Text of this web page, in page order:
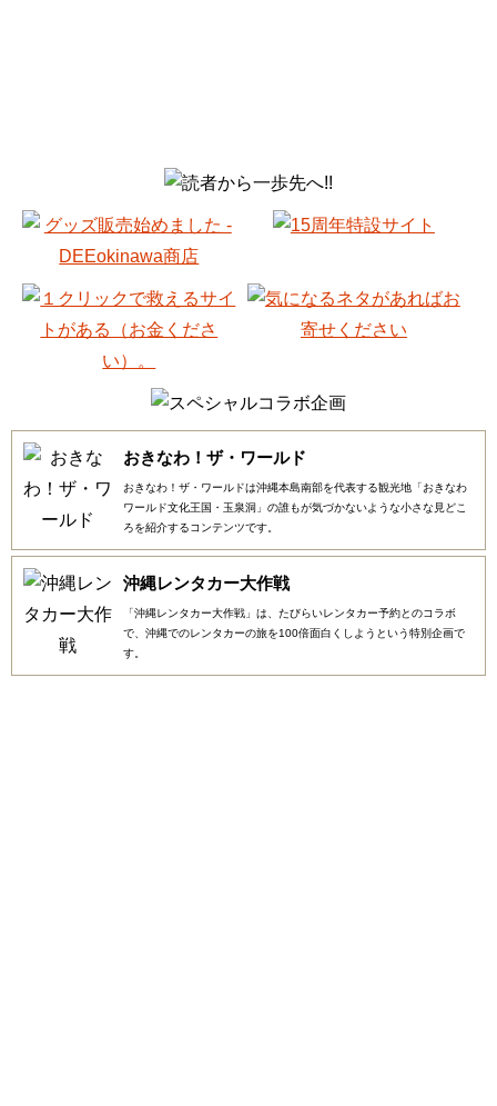
おきなわ！ザ・ワールド
おきなわ！ザ・ワールドは沖縄本島南部を代表する観光地「おきなわ
ワールド文化王国・玉泉洞」の誰もが気づかないような小さな見どこ
ろを紹介するコンテンツです。
沖縄レンタカー大作戦
「沖縄レンタカー大作戦」は、たびらいレンタカー予約とのコラボ
で、沖縄でのレンタカーの旅を100倍面白くしようという特別企画で
す。